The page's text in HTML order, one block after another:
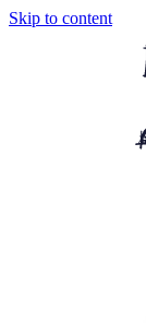
Skip to content